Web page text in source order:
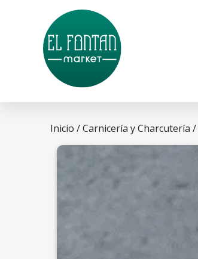
Inicio /Carnicería y Charcutería /